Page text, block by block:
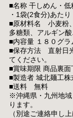
■名称 干しめん・低
・1袋(2食分)あたり
■原材料名 小麦粉
多糖類、アルギン
■内容量 １８０グラ
■保存方法 直射日
てください。
■賞味期限 商品裏面
■製造者 城北麺工株
■送料 無料
※沖縄県・九州地
ります。
（別途ご連絡申し上